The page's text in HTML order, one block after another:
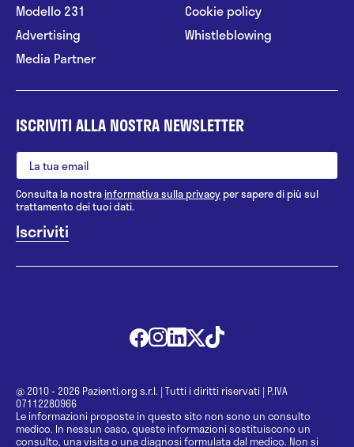
Modello 231
Advertising
Media Partner
Cookie policy
Whistleblowing
ISCRIVITI ALLA NOSTRA NEWSLETTER
Consulta la nostrainformativa sulla privacy per sapere di più sul
trattamento dei tuoi dati.
@ 2010 - 2026 Pazienti.org s.r.l. | Tutti i diritti riservati | P.IVA
07112280966
Le informazioni proposte in questo sito non sono un consulto
medico. In nessun caso, queste informazioni sostituiscono un
consulto, una visita o una diagnosi formulata dal medico. Non si